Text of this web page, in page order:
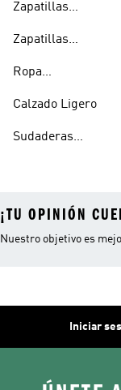
Mujer
Zapatillas
Hombre
Zapatillas
Niños
Ropa
Calzado Ligero
Sudaderas
¡TU OPINIÓN
Nuestro objetivo es
Iniciar